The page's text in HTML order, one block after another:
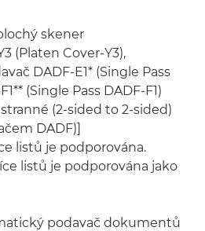
skener
(Platen Cover-Y3),
DADF-E1* (Single Pass
(Single Pass DADF-F1)
(2-sided to 2-sided)
DADF)]
listů je podporována.
listů je podporována jako
podavač dokumentů